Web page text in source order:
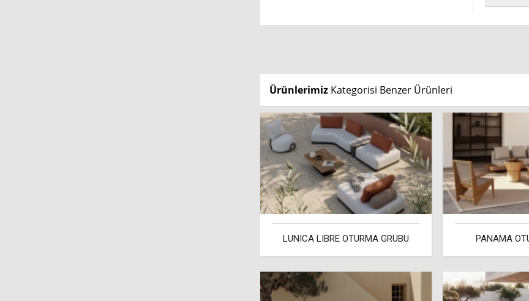
Ürünlerimiz Kategorisi Benzer Ürünleri
LUNICA LIBRE OTURMA GRUBU PANAMA